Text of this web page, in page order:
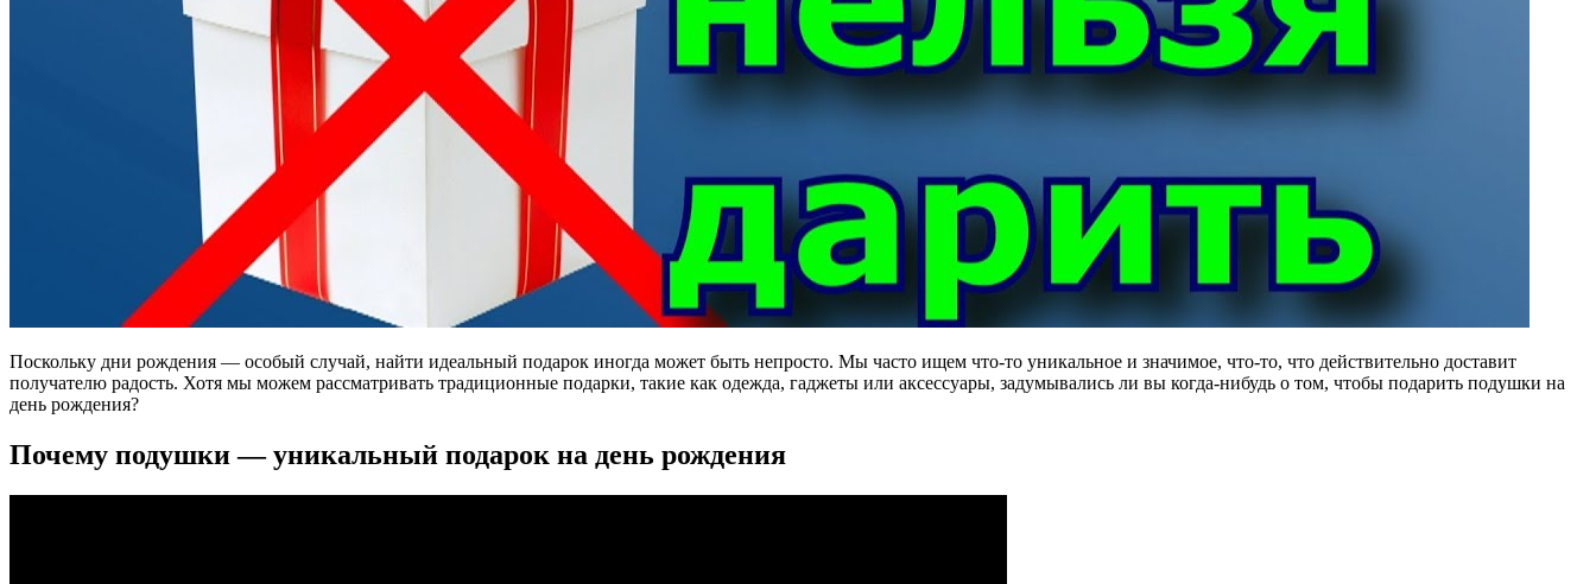
Поскольку дни рождения — особый случай, найти идеальный подарок иногда может быть непросто. Мы часто ищем что-то уникальное и значимое, что-то, что действительно доставит
получателю радость. Хотя мы можем рассматривать традиционные подарки, такие как одежда, гаджеты или аксессуары, задумывались ли вы когда-нибудь о том, чтобы подарить подушки на
день рождения?
Почему подушки — уникальный подарок на день рождения